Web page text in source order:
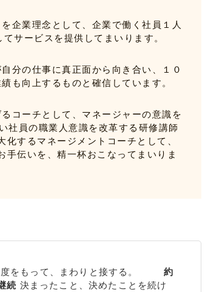
企業理念として、企業で働く社員１人
サービスを提供してまいります。
分の仕事に真正面から向き合い、１０
も向上するものと確信しています。
コーチとして、マネージャーの意識を
社員の職業人意識を改革する研修講師
するマネージメントコーチとして、
手伝いを、精一杯おこなってまいりま
節度をもって、まわりと接する。約
続 決まったこと、決めたことを続け